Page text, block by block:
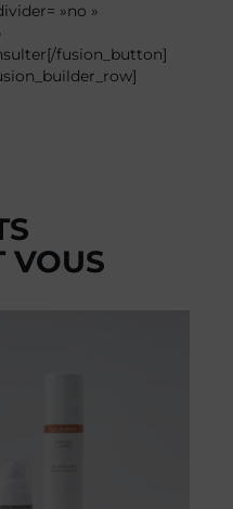
»no »
fusion_button]
VOUS